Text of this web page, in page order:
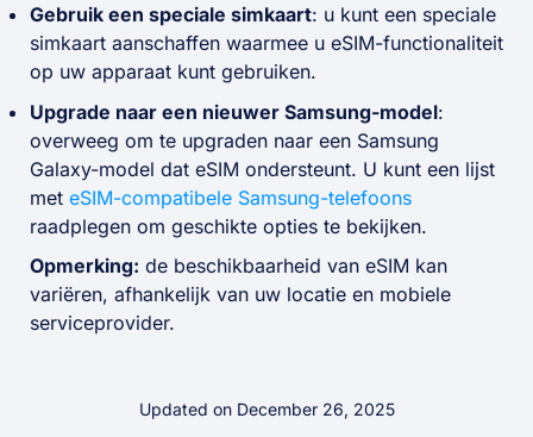
Gebruik een speciale simkaart: u kunt een speciale
simkaart aanschaffen waarmee u eSIM-functionaliteit
op uw apparaat kunt gebruiken.
Upgrade naar een nieuwer Samsung-model:
overweeg om te upgraden naar een Samsung
Galaxy-model dat eSIM ondersteunt. U kunt een lijst
met eSIM-compatibele Samsung-telefoons
raadplegen om geschikte opties te bekijken.
Opmerking: de beschikbaarheid van eSIM kan
variëren, afhankelijk van uw locatie en mobiele
serviceprovider.
Updated on December 26, 2025